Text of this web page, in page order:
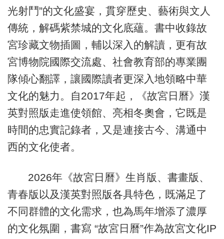
光射鬥”的文化盛宴，貫穿歷史、藝術與文人
傳統，解碼紫禁城的文化底蘊。書中收錄故
宮珍藏文物插圖，輔以深入的解讀，更有故
宮博物院國際交流處、社會教育部的專業團
隊傾心翻譯，讓國際讀者更深入地領略中華
文化的魅力。自2017年起，《故宮日曆》漢
英對照版走進使領館、亮相冬奧會，它既是
時間的忠實記錄者，又是連接古今、溝通中
西的文化使者。
2026年《故宮日曆》生肖版、書畫版、
青春版以及漢英對照版各具特色，既滿足了
不同群體的文化需求，也為馬年增添了濃厚
的文化氛圍，書寫 “故宮日曆”作為故宮文化IP